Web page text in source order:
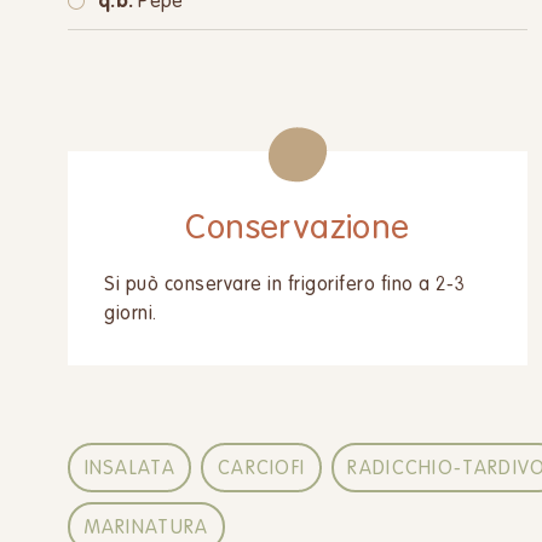
Conservazione
Si può conservare in frigorifero fino a 2-3
giorni.
INSALATA CARCIOFI RADICCHIO-
MARINATURA